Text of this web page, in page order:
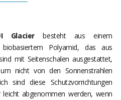
Glacierbesteht aus einem
Polyamid, das aus
mit Seitenschalen ausgestattet,
nicht von den Sonnenstrahlen
sind diese Schutzvorrichtungen
abgenommen werden, wenn